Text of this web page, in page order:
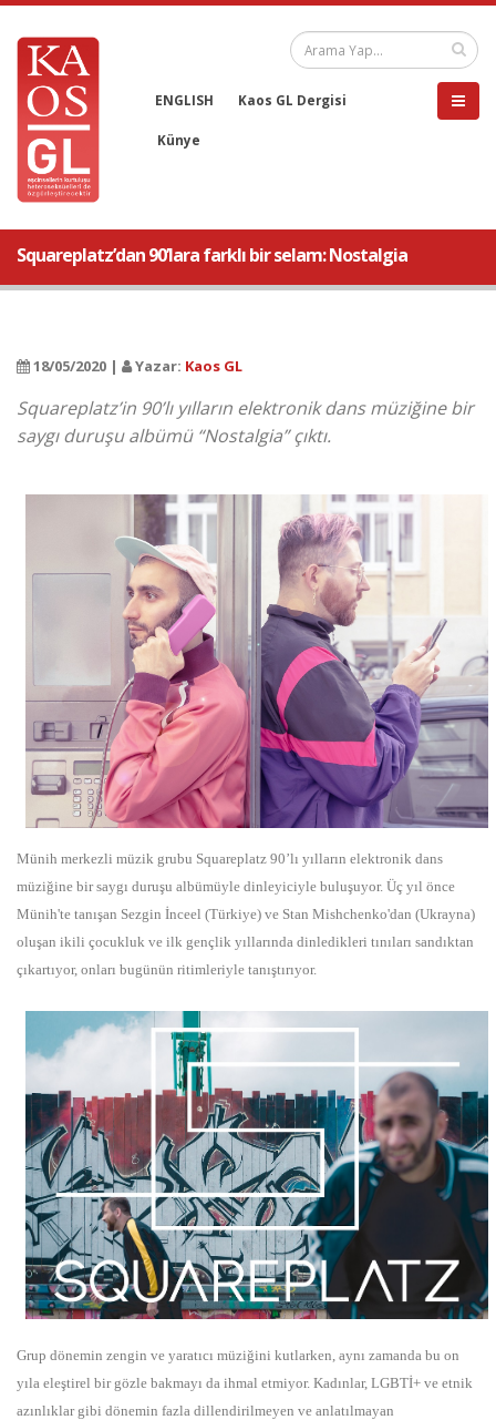
ENGLISH Kaos GL Dergisi
Künye
Squareplatz’dan 90’lara farklı bir selam: Nostalgia
18/05/2020 | Yazar: Kaos GL
Squareplatz’in 90’lı yılların elektronik dans müziğine bir
saygı duruşu albümü “Nostalgia” çıktı.
Münih merkezli müzik grubu Squareplatz 90’lı yılların elektronik dans
müziğine bir saygı duruşu albümüyle dinleyiciyle buluşuyor. Üç yıl önce
Münih'te tanışan Sezgin İnceel (Türkiye) ve Stan Mishchenko'dan (Ukrayna)
oluşan ikili çocukluk ve ilk gençlik yıllarında dinledikleri tınıları sandıktan
çıkartıyor, onları bugünün ritimleriyle tanıştırıyor.
Grup dönemin zengin ve yaratıcı müziğini kutlarken, aynı zamanda bu on
yıla eleştirel bir gözle bakmayı da ihmal etmiyor. Kadınlar, LGBTİ+ ve etnik
azınlıklar gibi dönemin fazla dillendirilmeyen ve anlatılmayan